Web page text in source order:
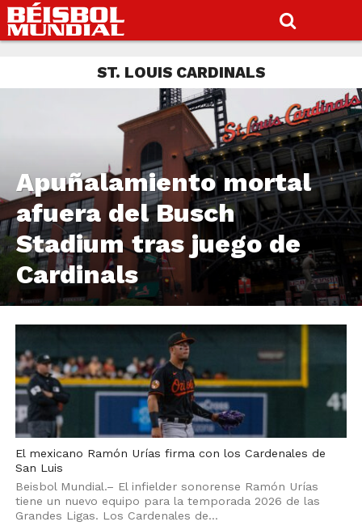
ST. LOUIS CARDINALS
Apuñalamiento mortal
afuera del Busch
Stadium tras juego de
Cardinals
El mexicano Ramón Urías firma con los Cardenales de
San Luis
Beisbol Mundial.– El infielder sonorense Ramón Urías
tiene un nuevo equipo para la temporada 2026 de las
Grandes Ligas. Los Cardenales de...